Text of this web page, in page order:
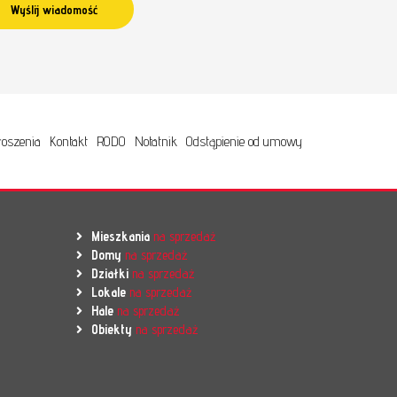
Kontakt RODO Notatnik Odstąpienie od umowy
Mieszkania na sprzedaż
Domy na sprzedaż
Działki na sprzedaż
Lokale na sprzedaż
Hale na sprzedaż
Obiekty na sprzedaż